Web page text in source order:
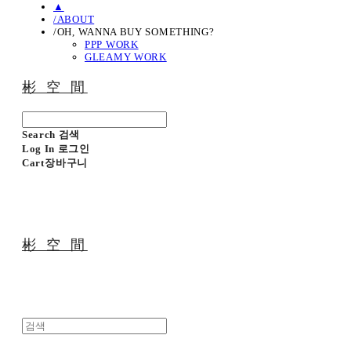
▲
/ABOUT
/OH, WANNA BUY SOMETHING?
PPP WORK
GLEAMY WORK
彬 空 間
Search 검색
Log In 로그인
Cart장바구니
彬 空 間